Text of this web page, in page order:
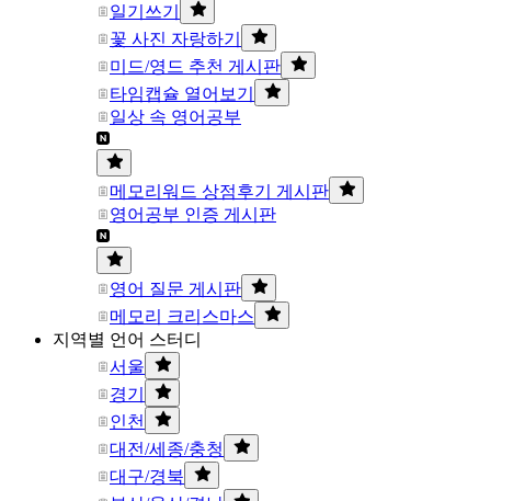
일기쓰기
꽃 사진 자랑하기
미드/영드 추천 게시판
타임캡슐 열어보기
일상 속 영어공부
메모리워드 상점후기 게시판
영어공부 인증 게시판
영어 질문 게시판
메모리 크리스마스
지역별 언어 스터디
서울
경기
인천
대전/세종/충청
대구/경북